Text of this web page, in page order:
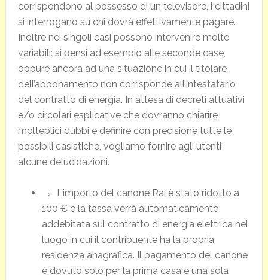
corrispondono al possesso di un televisore, i cittadini
si interrogano su chi dovrà effettivamente pagare.
Inoltre nei singoli casi possono intervenire molte
variabili: si pensi ad esempio alle seconde case,
oppure ancora ad una situazione in cui il titolare
dell’abbonamento non corrisponde all’intestatario
del contratto di energia. In attesa di decreti attuativi
e/o circolari esplicative che dovranno chiarire
molteplici dubbi e definire con precisione tutte le
possibili casistiche, vogliamo fornire agli utenti
alcune delucidazioni.
L’importo del canone Rai è stato ridotto a
100 € e la tassa verrà automaticamente
addebitata sul contratto di energia elettrica nel
luogo in cui il contribuente ha la propria
residenza anagrafica. Il pagamento del canone
è dovuto solo per la prima casa e una sola